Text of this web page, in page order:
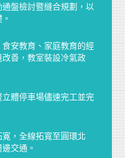
盤檢討暨縫合規劃，以
安教育、家庭教育的經
善，教室裝設冷氣政
體停車場儘速完工並完
，全線拓寬至圓環北
交通。